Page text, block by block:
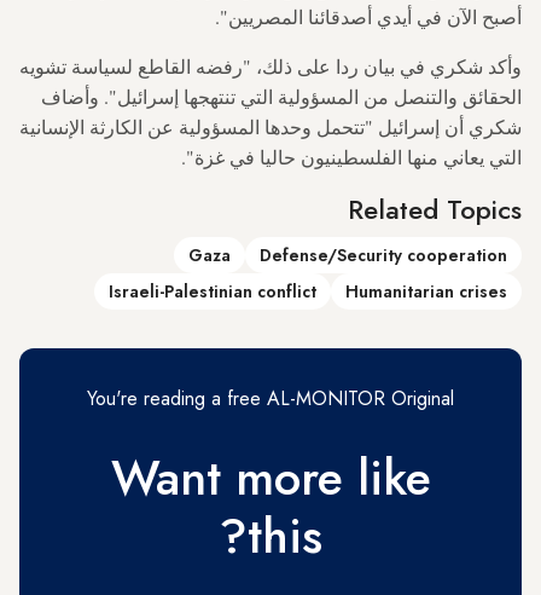
أصبح الآن في أيدي أصدقائنا المصريين".
وأكد شكري في بيان ردا على ذلك، "رفضه القاطع لسياسة تشويه
الحقائق والتنصل من المسؤولية التي تنتهجها إسرائيل". وأضاف
شكري أن إسرائيل "تتحمل وحدها المسؤولية عن الكارثة الإنسانية
التي يعاني منها الفلسطينيون حاليا في غزة".
Related Topics
Defense/Security cooperation
Gaza
Humanitarian crises
Israeli-Palestinian conflict
You're reading a free AL-MONITOR Original
Want more like
this?